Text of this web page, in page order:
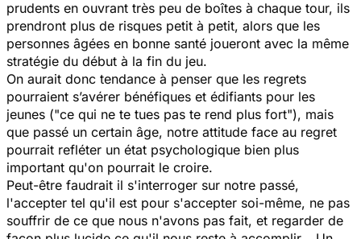
prudents en ouvrant très peu de boîtes à chaque tour, ils
prendront plus de risques petit à petit, alors que les
personnes âgées en bonne santé joueront avec la même
stratégie du début à la fin du jeu.
On aurait donc tendance à penser que les regrets
pourraient s’avérer bénéfiques et édifiants pour les
jeunes ("ce qui ne te tues pas te rend plus fort"), mais
que passé un certain âge, notre attitude face au regret
pourrait refléter un état psychologique bien plus
important qu'on pourrait le croire.
Peut-être faudrait il s'interroger sur notre passé,
l'accepter tel qu'il est pour s'accepter soi-même, ne pas
souffrir de ce que nous n'avons pas fait, et regarder de